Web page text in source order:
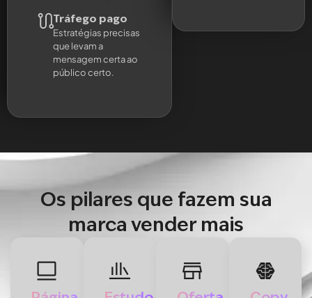
Tráfego pago
Estratégias precisas
que levam a
mensagem certa ao
público certo.
Os pilares que fazem sua
marca vender mais